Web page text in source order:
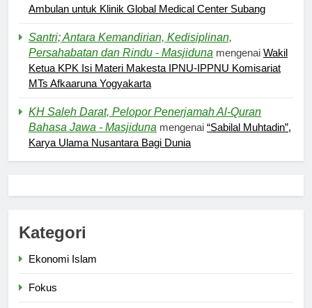
Ambulan untuk Klinik Global Medical Center Subang
Santri; Antara Kemandirian, Kedisiplinan,
Persahabatan dan Rindu - Masjiduna mengenai Wakil
Ketua KPK Isi Materi Makesta IPNU-IPPNU Komisariat
MTs Afkaaruna Yogyakarta
KH Saleh Darat, Pelopor Penerjamah Al-Quran
Bahasa Jawa - Masjiduna mengenai “Sabilal Muhtadin”,
Karya Ulama Nusantara Bagi Dunia
Kategori
Ekonomi Islam
Fokus
Kesadaran akan Kehambaan:
Akar Ketundukan
HEADLINE